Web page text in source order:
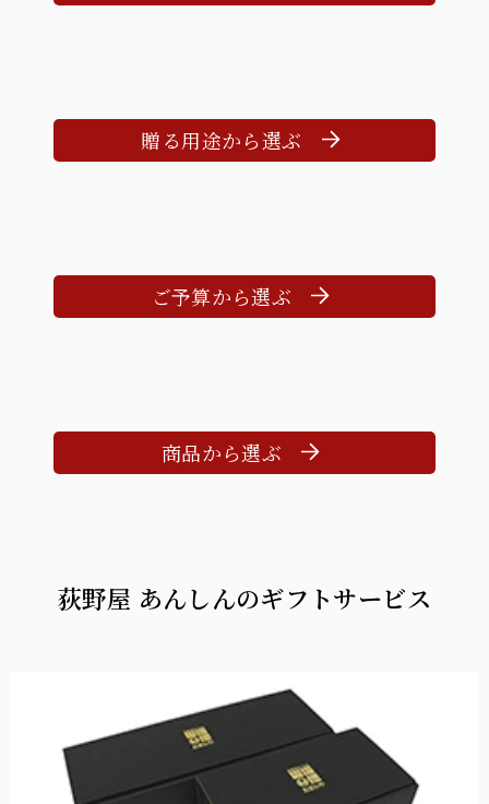
贈る用途から選ぶ
ご予算から選ぶ
商品から選ぶ
荻野屋 あんしんのギフトサービス